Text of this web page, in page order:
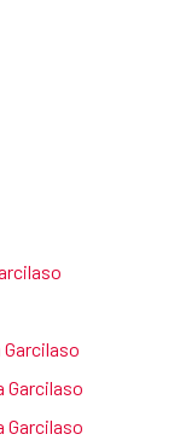
Garcilaso
Garcilaso
Garcilaso